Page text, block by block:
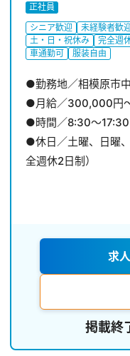
正社員
シニア歓迎
未経験者歓
土・日・祝休み
完全週
車通勤可
服装自由
●勤務地／相模原市
●月給／300,000円
●時間／8:30〜17:30
●休日／土曜、日曜
全週休2日制）
求
掲載終